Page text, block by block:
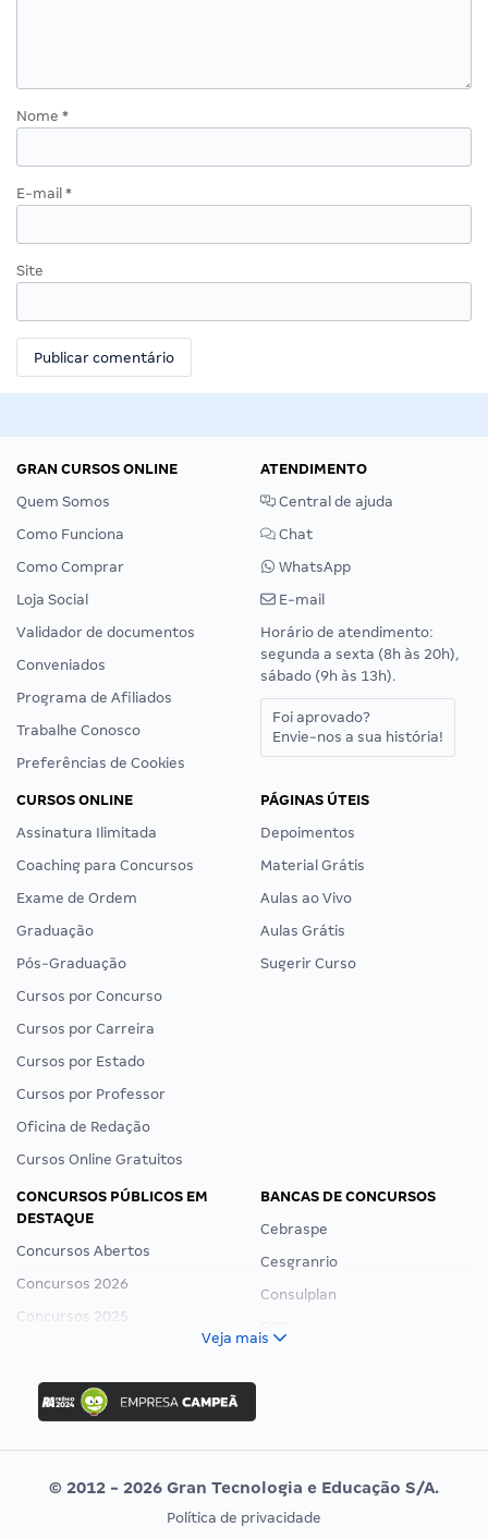
Nome *
E-mail *
Site
GRAN CURSOS ONLINE
Quem Somos
Como Funciona
Como Comprar
Loja Social
Validador de documentos
Conveniados
Programa de Afiliados
Trabalhe Conosco
Preferências de Cookies
ATENDIMENTO
Central de ajuda
Chat
WhatsApp
E-mail
Horário de atendimento:
segunda a sexta (8h às 20h),
sábado (9h às 13h).
Foi aprovado?
Envie-nos a sua história!
CURSOS ONLINE
Assinatura Ilimitada
Coaching para Concursos
Exame de Ordem
Graduação
Pós-Graduação
Cursos por Concurso
Cursos por Carreira
Cursos por Estado
Cursos por Professor
Oficina de Redação
Cursos Online Gratuitos
PÁGINAS ÚTEIS
Depoimentos
Material Grátis
Aulas ao Vivo
Aulas Grátis
Sugerir Curso
CONCURSOS PÚBLICOS EM
DESTAQUE
Concursos Abertos
Concursos 2026
Concursos 2025
Concurso Ibama
Concurso MPU
Editais publicados
BANCAS DE CONCURSOS
Cebraspe
Cesgranrio
Consulplan
Vunesp
CONCURSOS POR PROFISSÃO EXAME DE ORDEM
Veja mais
© 2012 - 2026 Gran Tecnologia e Educação S/A.
Política de privacidade